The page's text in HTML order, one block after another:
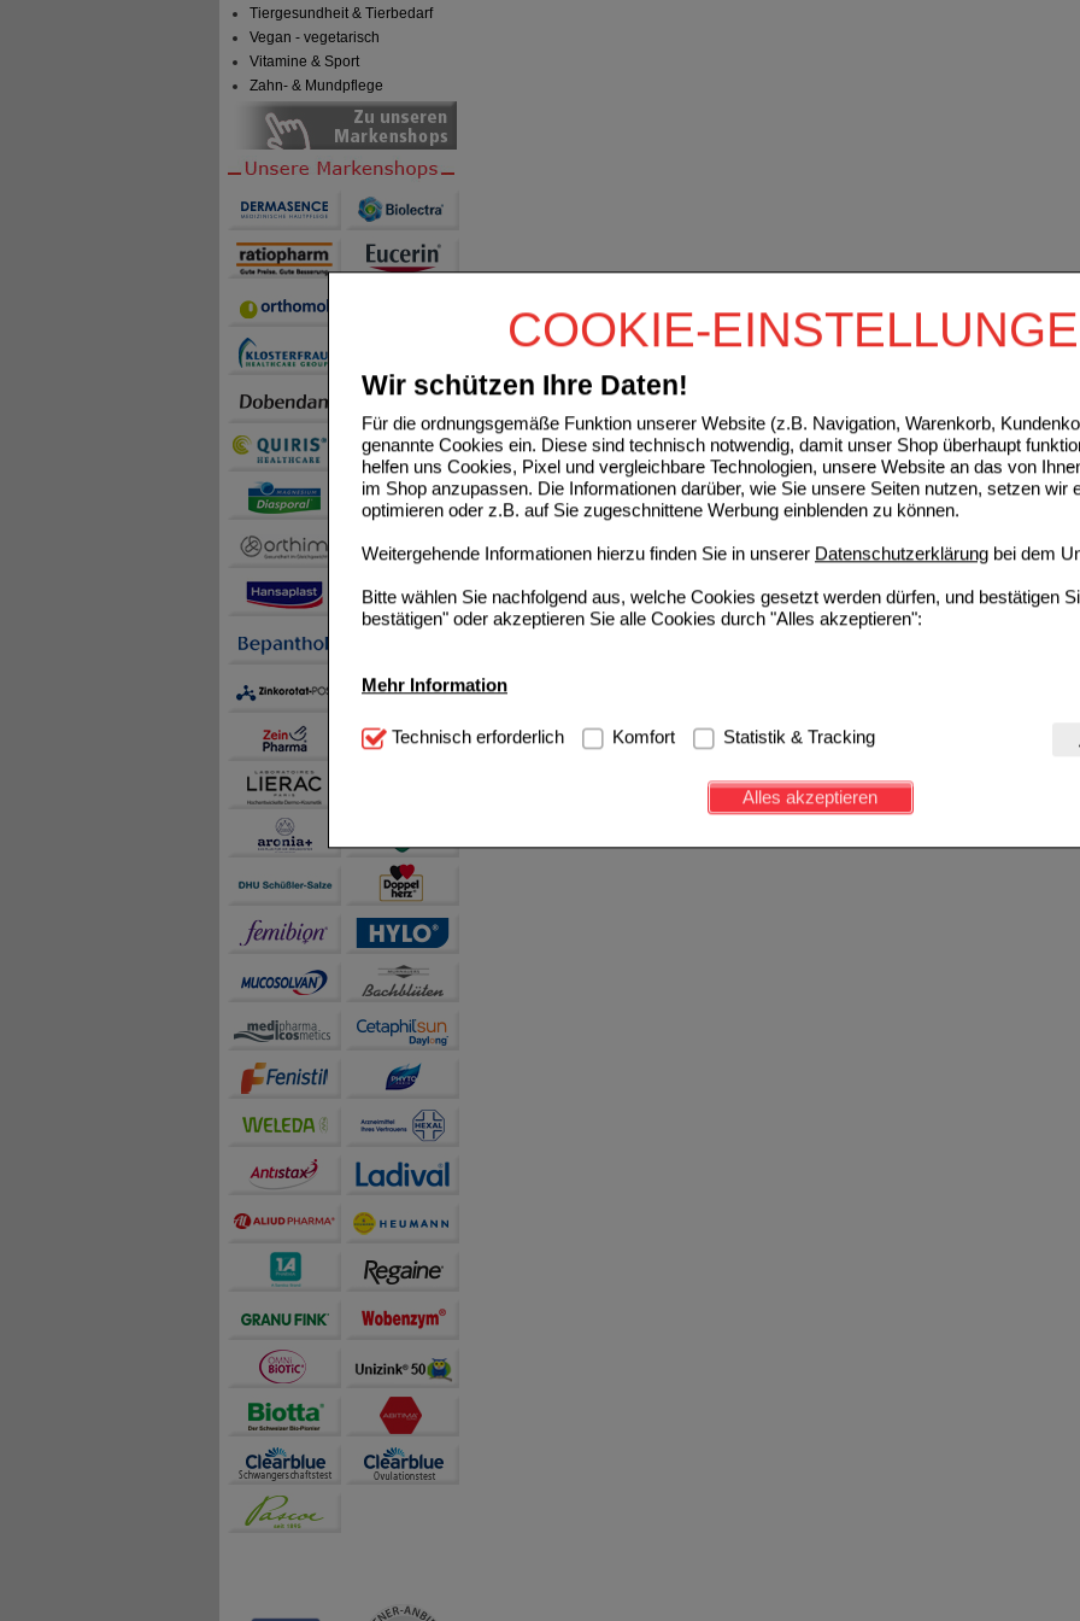
COOKIE-
Wir schützen Ihre Daten!
Für die ordnungsgemäße Funktion unserer Website (z.B. Navigation, Warenkorb,
genannte Cookies ein. Diese sind technisch notwendig, damit unser Shop überhaupt
helfen uns Cookies, Pixel und vergleichbare Technologien, unsere Website an das von
im Shop anzupassen. Die Informationen darüber, wie Sie unsere Seiten nutzen, setzen wir
optimieren oder z.B. auf Sie zugeschnittene Werbung einblenden zu können.
Weitergehende Informationen hierzu finden Sie in unserer Datenschutzerklärung bei dem
Bitte wählen Sie nachfolgend aus, welche Cookies gesetzt werden dürfen, und bestätigen
bestätigen" oder akzeptieren Sie alle Cookies durch "Alles akzeptieren":
Mehr Information
Technisch Notwendig: Hierbei handelt es sich um Cookies, die für die Grundfunktionen
notwendig sind (z.B. Navigation, Warenkorb, Kundenkonto), weshalb auf diese nicht
Diese Cookies werden genutzt um das Einkaufserlebnis noch ansprechender zu
beispielsweise für die Wiedererkennung des Besuchers oder unsere Seite an bevorzugte
Inhalte anzuzeigen und unser Partnerprogramm zu betreiben.
Statistik & Tracking:
sammeln, mit deren Hilfe wir unsere Website weiter für Sie optimieren können, den Inhalt
auch die Werbung auf Drittseiten möglichst relevant für Sie zu gestalten. Bitte beachten
teilweise an Dritte wie z.B. Google oder soziale Medien übertragen werden.
Technisch erforderlich Komfort Statistik & Tracking
Alles akzeptieren
Tiergesundheit & Tierbedarf
Vegan - vegetarisch
Vitamine & Sport
Zahn- & Mundpflege